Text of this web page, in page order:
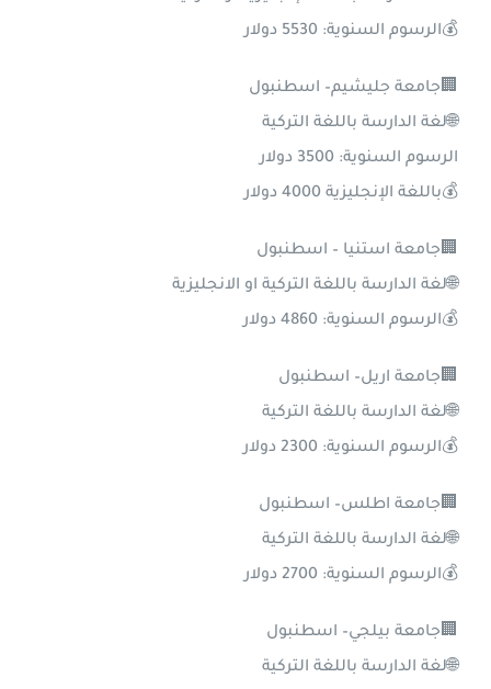
💰الرسوم السنوية: 5530 دولار
🏢جامعة جليشيم– اسطنبول
🌐لغة الدارسة باللغة التركية
الرسوم السنوية: 3500 دولار
💰باللغة الإنجليزية 4000 دولار
🏢جامعة استنيا – اسطنبول
🌐لغة الدارسة باللغة التركية او الانجليزية
💰الرسوم السنوية: 4860 دولار
🏢جامعة اريل– اسطنبول
🌐لغة الدارسة باللغة التركية
💰الرسوم السنوية: 2300 دولار
🏢جامعة اطلس– اسطنبول
🌐لغة الدارسة باللغة التركية
💰الرسوم السنوية: 2700 دولار
🏢جامعة بيلجي– اسطنبول
🌐لغة الدارسة باللغة التركية